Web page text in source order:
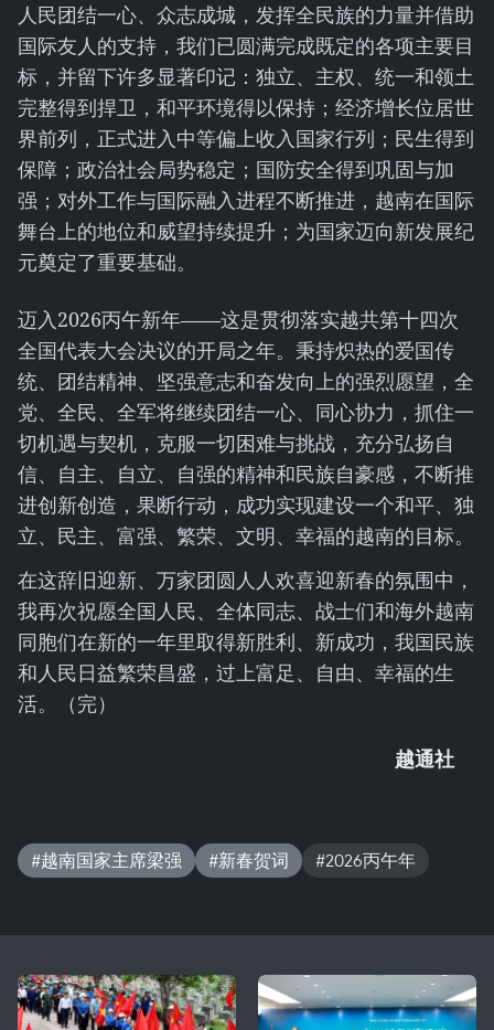
人民团结一心、众志成城，发挥全民族的力量并借助
国际友人的支持，我们已圆满完成既定的各项主要目
标，并留下许多显著印记：独立、主权、统一和领土
完整得到捍卫，和平环境得以保持；经济增长位居世
界前列，正式进入中等偏上收入国家行列；民生得到
保障；政治社会局势稳定；国防安全得到巩固与加
强；对外工作与国际融入进程不断推进，越南在国际
舞台上的地位和威望持续提升；为国家迈向新发展纪
元奠定了重要基础。
迈入2026丙午新年——这是贯彻落实越共第十四次
全国代表大会决议的开局之年。秉持炽热的爱国传
统、团结精神、坚强意志和奋发向上的强烈愿望，全
党、全民、全军将继续团结一心、同心协力，抓住一
切机遇与契机，克服一切困难与挑战，充分弘扬自
信、自主、自立、自强的精神和民族自豪感，不断推
进创新创造，果断行动，成功实现建设一个和平、独
立、民主、富强、繁荣、文明、幸福的越南的目标。
在这辞旧迎新、万家团圆人人欢喜迎新春的氛围中，
我再次祝愿全国人民、全体同志、战士们和海外越南
同胞们在新的一年里取得新胜利、新成功，我国民族
和人民日益繁荣昌盛，过上富足、自由、幸福的生
活。（完）
越通社
#越南国家主席梁强 #新春贺词 #2026丙午年